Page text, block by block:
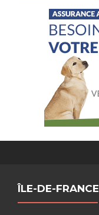
ÎLE-DE-FRANCE